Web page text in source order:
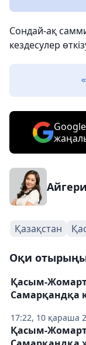
Сондай-ақ
кездесулер
Қазақстан
Оқи
17:22, 10 қараша
Қасым-
Самарқандқа
Қасым-